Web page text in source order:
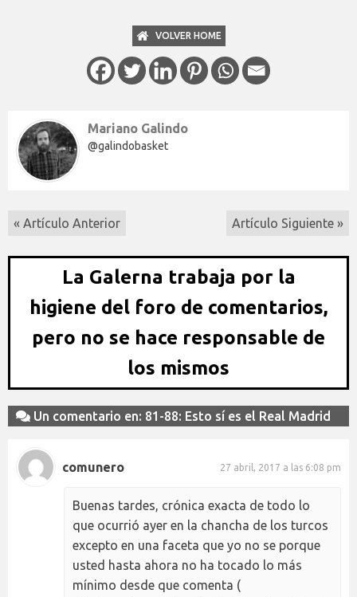
VOLVER HOME
Mariano Galindo
@galindobasket
« Artículo Anterior Artículo Siguiente »
La Galerna trabaja por la
higiene del foro de comentarios,
pero no se hace responsable de
los mismos
Un comentario en: 81-88: Esto sí es el Real Madrid
comunero 27 abril, 2017 a las 6:08 pm
Buenas tardes, crónica exacta de todo lo
que ocurrió ayer en la chancha de los turcos
excepto en una faceta que yo no se porque
usted hasta ahora no ha tocado lo más
mínimo desde que comenta (